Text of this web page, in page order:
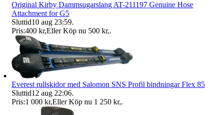
Original Kirby Dammsugarslang AT-211197 Genuine Hose
Attachment for G5
Sluttid10 aug 23:59.
Pris:400 kr,Eller Köp nu 500 kr,.
Everest rullskidor med Salomon SNS Profil bindningar Flex 85
Sluttid12 aug 22:06.
Pris:1 000 kr,Eller Köp nu 1 250 kr,.